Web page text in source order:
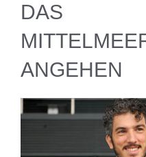
DAS
ANGEHEN